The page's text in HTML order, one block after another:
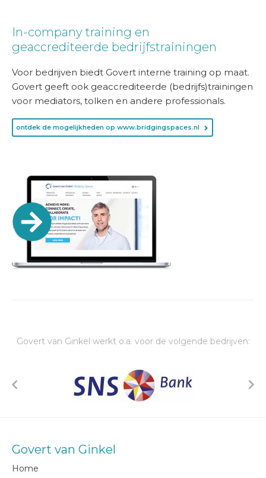
In-company training en
geaccrediteerde bedrijfstrainingen
Voor bedrijven biedt Govert interne training op maat.
Govert geeft ook geaccrediteerde (bedrijfs)trainingen
voor mediators, tolken en andere professionals.
ontdek de mogelijkheden op www.bridgingspaces.nl
Govert van Ginkel werkt o.a. voor de volgende bedrijven:
Govert van Ginkel
Home